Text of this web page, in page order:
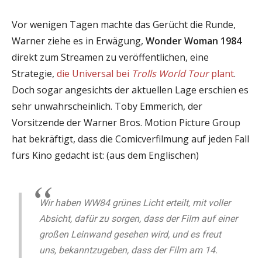
Vor wenigen Tagen machte das Gerücht die Runde,
Warner ziehe es in Erwägung, Wonder Woman 1984
direkt zum Streamen zu veröffentlichen, eine
Strategie, die Universal bei Trolls World Tourplant.
Doch sogar angesichts der aktuellen Lage erschien es
sehr unwahrscheinlich. Toby Emmerich, der
Vorsitzende der Warner Bros. Motion Picture Group
hat bekräftigt, dass die Comicverfilmung auf jeden Fall
fürs Kino gedacht ist: (aus dem Englischen)
Wir haben WW84 grünes Licht erteilt, mit voller
Absicht, dafür zu sorgen, dass der Film auf einer
großen Leinwand gesehen wird, und es freut
uns, bekanntzugeben, dass der Film am 14.